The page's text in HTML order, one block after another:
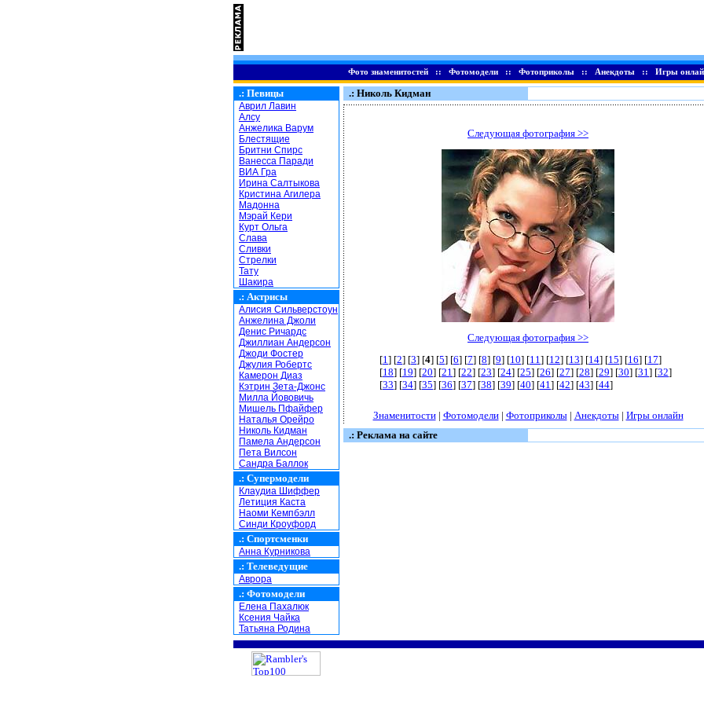
Фото знаменитостей:: Фотомодели:: Фотоприколы:: Анекдоты:: Игры
.: Певицы
Аврил Лавин
Алсу
Анжелика Варум
Блестящие
Бритни Спирс
Ванесса Паради
ВИА Гра
Ирина Салтыкова
Кристина Агилера
Мадонна
Мэрай Кери
Курт Ольга
Слава
Сливки
Стрелки
Тату
Шакира
.: Актрисы
Алисия Сильверстоун
Анжелина Джоли
Денис Ричардс
Джиллиан Андерсон
Джоди Фостер
Джулия Робертс
Камерон Диаз
Кэтрин Зета-Джонс
Милла Йововичь
Мишель Пфайфер
Наталья Орейро
Николь Кидман
Памела Андерсон
Пета Вилсон
Сандра Баллок
.: Супермодели
Клаудиа Шиффер
Летиция Каста
Наоми Кемпбэлл
Синди Кроуфорд
.: Спортсменки
Анна Курникова
.: Телеведущие
Аврора
.: Фотомодели
Елена Пахалюк
Ксения Чайка
Татьяна Родина
.: Николь Кидман
Следующая фотография >>
Следующая фотография >>
[1] [2] [3] [4] [5] [6] [7] [8] [9] [10] [11] [12] [13] [14] [15] [16] [17]
[18] [19] [20] [21] [22] [23] [24] [25] [26] [27] [28] [29] [30] [31] [32]
[33] [34] [35] [36] [37] [38] [39] [40] [41] [42] [43] [44]
Знаменитости| Фотомодели| Фотоприколы| Анекдоты| Игры онлайн
.: Реклама на сайте